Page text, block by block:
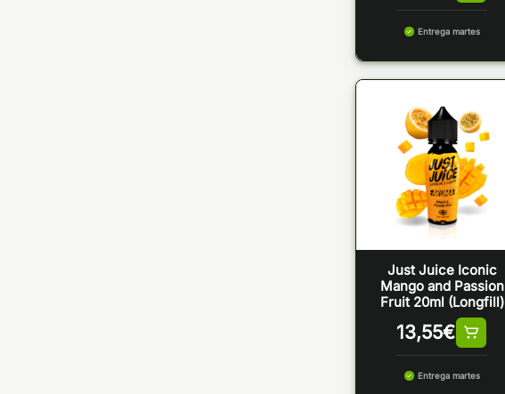
Entrega martes
Just Juice Iconic
Mango and Passion
Fruit 20ml (Longfill)
13,55€
Entrega martes